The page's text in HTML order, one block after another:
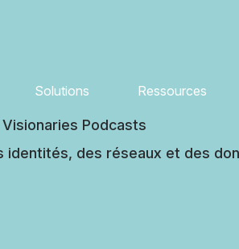
Solutions Ressources
Podcasts
identités, des réseaux et des